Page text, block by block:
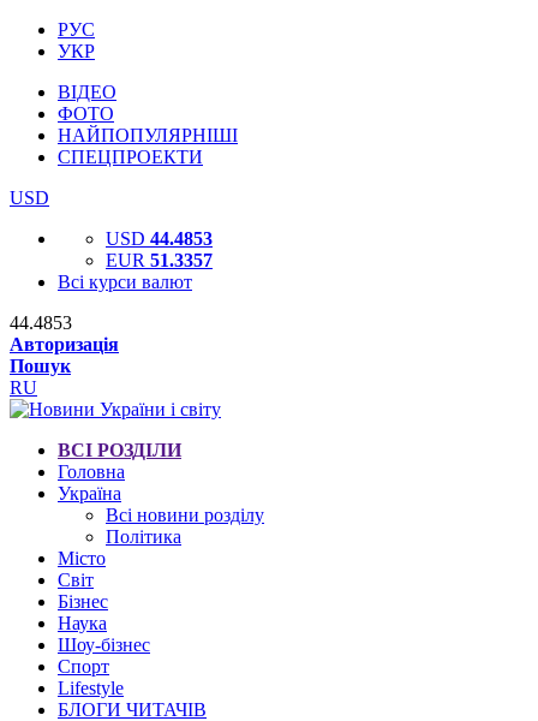
РУС
УКР
ВІДЕО
ФОТО
НАЙПОПУЛЯРНІШІ
СПЕЦПРОЕКТИ
USD
USD 44.4853
EUR 51.3357
Всі курси валют
44.4853
Авторизація
Пошук
RU
ВСІ РОЗДІЛИ
Головна
Україна
Всі новини розділу
Політика
Місто
Світ
Бізнес
Наука
Шоу-бізнес
Спорт
Lifestyle
БЛОГИ ЧИТАЧІВ